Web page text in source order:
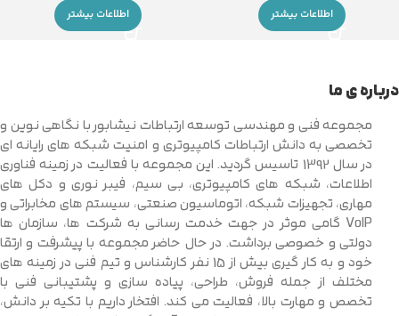
اطلاعات بیشتر اطلاعات بیشتر
درباره ی ما
مجموعه فنی و مهندسی توسعه ارتباطات نیشابور با نگاهی نوین و
تخصصی به دانش ارتباطات کامپیوتری و امنیت شبکه های رایانه ای
در سال 1392 تاسیس گردید. این مجموعه با فعالیت در زمینه فناوری
اطلاعات، شبکه های کامپیوتری، بی سیم، فیبر نوری و دکل های
مهاری، تجهیزات شبکه، اتوماسیون صنعتی، سیستم های مخابراتی و
VoIP گامی موثر در جهت خدمت رسانی به شرکت ها، سازمان ها
دولتی و خصوصی برداشت. در حال حاضر مجموعه با پیشرفت و ارتقا
خود و به کار گیری بیش از 15 نفر کارشناس و تیم فنی در زمینه های
مختلف از جمله فروش، طراحی، پیاده سازی و پشتیبانی فنی با
تخصص و مهارت بالا، فعالیت می کند. افتخار داریم با تکیه بر دانش،